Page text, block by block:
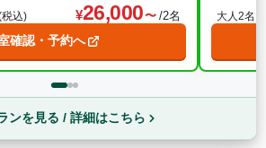
込) 26,000 /2名
確認・予約へ
大人2名
ンを見る / 詳細はこちら